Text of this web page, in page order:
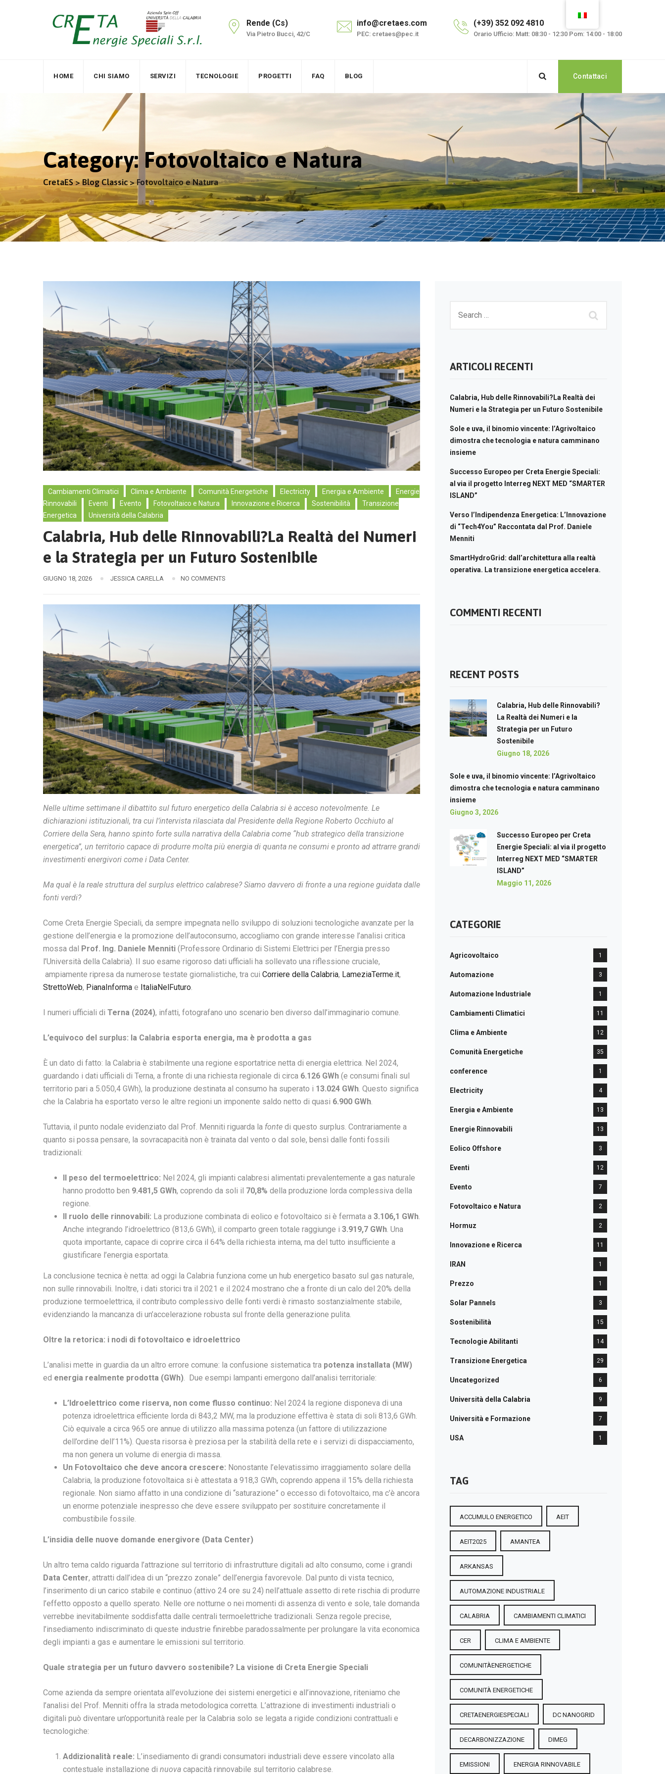
Rende (Cs)
Via Pietro Bucci, 42/C
info@cretaes.com
PEC: cretaes@pec.it
(+39) 352 092 4810
Orario Ufficio: Matt: 08:30 - 12:30 Pom: 14:00 - 18:00
HOME CHI SIAMO SERVIZI TECNOLOGIE PROGETTI FAQ BLOG Contattaci
Category: Fotovoltaico e Natura
CretaES>Blog Classic>Fotovoltaico e Natura
Cambiamenti Climatici Clima e Ambiente Comunità Energetiche Electricity Energia e Ambiente
Energie
Rinnovabili
Eventi Evento Fotovoltaico e Natura Innovazione e Ricerca Sostenibilità
Transizione
Energetica
Università della Calabria
Calabria, Hub delle Rinnovabili?La Realtà dei Numeri
e la Strategia per un Futuro Sostenibile
GIUGNO 18, 2026 JESSICA CARELLA NO COMMENTS
Nelle ultime settimane il dibattito sul futuro energetico della Calabria si è acceso notevolmente. Le
dichiarazioni istituzionali, tra cui l’intervista rilasciata dal Presidente della Regione Roberto Occhiuto al
Corriere della Sera, hanno spinto forte sulla narrativa della Calabria come “hub strategico della transizione
energetica”, un territorio capace di produrre molta più energia di quanta ne consumi e pronto ad attrarre grandi
investimenti energivori come i Data Center.
Ma qual è la reale struttura del surplus elettrico calabrese? Siamo davvero di fronte a una regione guidata dalle
fonti verdi?
Come Creta Energie Speciali, da sempre impegnata nello sviluppo di soluzioni tecnologiche avanzate per la
gestione dell’energia e la promozione dell’autoconsumo, accogliamo con grande interesse l’analisi critica
mossa dal Prof. Ing. Daniele Menniti (Professore Ordinario di Sistemi Elettrici per l’Energia presso
l’Università della Calabria). Il suo esame rigoroso dati ufficiali ha sollevato una riflessione cruciale,
ampiamente ripresa da numerose testate giornalistiche, tra cui Corriere della Calabria, LameziaTerme.it,
StrettoWeb, PianaInforma e ItaliaNelFuturo.
I numeri ufficiali di Terna (2024), infatti, fotografano uno scenario ben diverso dall’immaginario comune.
L’equivoco del surplus: la Calabria esporta energia, ma è prodotta a gas
È un dato di fatto: la Calabria è stabilmente una regione esportatrice netta di energia elettrica. Nel 2024,
guardando i dati ufficiali di Terna, a fronte di una richiesta regionale di circa 6.126 GWh (e consumi finali sul
territorio pari a 5.050,4 GWh), la produzione destinata al consumo ha superato i 13.024 GWh. Questo significa
che la Calabria ha esportato verso le altre regioni un imponente saldo netto di quasi 6.900 GWh.
Tuttavia, il punto nodale evidenziato dal Prof. Menniti riguarda la fonte di questo surplus. Contrariamente a
quanto si possa pensare, la sovracapacità non è trainata dal vento o dal sole, bensì dalle fonti fossili
tradizionali:
Il peso del termoelettrico: Nel 2024, gli impianti calabresi alimentati prevalentemente a gas naturale
hanno prodotto ben 9.481,5 GWh, coprendo da soli il 70,8% della produzione lorda complessiva della
regione.
Il ruolo delle rinnovabili: La produzione combinata di eolico e fotovoltaico si è fermata a 3.106,1 GWh.
Anche integrando l’idroelettrico (813,6 GWh), il comparto green totale raggiunge i 3.919,7 GWh. Una
quota importante, capace di coprire circa il 64% della richiesta interna, ma del tutto insufficiente a
giustificare l’energia esportata.
La conclusione tecnica è netta: ad oggi la Calabria funziona come un hub energetico basato sul gas naturale,
non sulle rinnovabili. Inoltre, i dati storici tra il 2021 e il 2024 mostrano che a fronte di un calo del 20% della
produzione termoelettrica, il contributo complessivo delle fonti verdi è rimasto sostanzialmente stabile,
evidenziando la mancanza di un’accelerazione robusta sul fronte della generazione pulita.
Oltre la retorica: i nodi di fotovoltaico e idroelettrico
L’analisi mette in guardia da un altro errore comune: la confusione sistematica tra potenza installata (MW)
ed energia realmente prodotta (GWh). Due esempi lampanti emergono dall’analisi territoriale:
L’Idroelettrico come riserva, non come flusso continuo: Nel 2024 la regione disponeva di una
potenza idroelettrica efficiente lorda di 843,2 MW, ma la produzione effettiva è stata di soli 813,6 GWh.
Ciò equivale a circa 965 ore annue di utilizzo alla massima potenza (un fattore di utilizzazione
dell’ordine dell’11%). Questa risorsa è preziosa per la stabilità della rete e i servizi di dispacciamento,
ma non genera un volume di energia di massa.
Un Fotovoltaico che deve ancora crescere: Nonostante l’elevatissimo irraggiamento solare della
Calabria, la produzione fotovoltaica si è attestata a 918,3 GWh, coprendo appena il 15% della richiesta
regionale. Non siamo affatto in una condizione di “saturazione” o eccesso di fotovoltaico, ma c’è ancora
un enorme potenziale inespresso che deve essere sviluppato per sostituire concretamente il
combustibile fossile.
L’insidia delle nuove domande energivore (Data Center)
Un altro tema caldo riguarda l’attrazione sul territorio di infrastrutture digitali ad alto consumo, come i grandi
Data Center, attratti dall’idea di un “prezzo zonale” dell’energia favorevole. Dal punto di vista tecnico,
l’inserimento di un carico stabile e continuo (attivo 24 ore su 24) nell’attuale assetto di rete rischia di produrre
l’effetto opposto a quello sperato. Nelle ore notturne o nei momenti di assenza di vento e sole, tale domanda
verrebbe inevitabilmente soddisfatta dalle centrali termoelettriche tradizionali. Senza regole precise,
l’insediamento indiscriminato di queste industrie finirebbe paradossalmente per prolungare la vita economica
degli impianti a gas e aumentare le emissioni sul territorio.
Quale strategia per un futuro davvero sostenibile? La visione di Creta Energie Speciali
Come azienda da sempre orientata all’evoluzione dei sistemi energetici e all’innovazione, riteniamo che
l’analisi del Prof. Menniti offra la strada metodologica corretta. L’attrazione di investimenti industriali o
digitali può diventare un’opportunità reale per la Calabria solo se legata a rigide condizioni contrattuali e
tecnologiche:
Addizionalità reale: L’insediamento di grandi consumatori industriali deve essere vincolato alla
contestuale installazione di nuova capacità rinnovabile sul territorio calabrese.
ARTICOLI RECENTI
Calabria, Hub delle Rinnovabili?La Realtà dei
Numeri e la Strategia per un Futuro Sostenibile
Sole e uva, il binomio vincente: l’Agrivoltaico
dimostra che tecnologia e natura camminano
insieme
Successo Europeo per Creta Energie Speciali:
al via il progetto Interreg NEXT MED “SMARTER
ISLAND”
Verso l’Indipendenza Energetica: L’Innovazione
di “Tech4You” Raccontata dal Prof. Daniele
Menniti
SmartHydroGrid: dall’architettura alla realtà
operativa. La transizione energetica accelera.
COMMENTI RECENTI
RECENT POSTS
Calabria, Hub delle Rinnovabili?
La Realtà dei Numeri e la
Strategia per un Futuro
Sostenibile
Giugno 18, 2026
Sole e uva, il binomio vincente: l’Agrivoltaico
dimostra che tecnologia e natura camminano
insieme
Giugno 3, 2026
Successo Europeo per Creta
Energie Speciali: al via il progetto
Interreg NEXT MED “SMARTER
ISLAND”
Maggio 11, 2026
CATEGORIE
Agricovoltaico 1
Automazione 3
Automazione Industriale 1
Cambiamenti Climatici 11
Clima e Ambiente 12
Comunità Energetiche 35
conference 1
Electricity 4
Energia e Ambiente 13
Energie Rinnovabili 13
Eolico Offshore 3
Eventi 12
Evento 7
Fotovoltaico e Natura 2
Hormuz 2
Innovazione e Ricerca 11
IRAN 1
Prezzo 1
Solar Pannels 3
Sostenibilità 15
Tecnologie Abilitanti 14
Transizione Energetica 29
Uncategorized 6
Università della Calabria 9
Università e Formazione 7
USA 1
TAG
ACCUMULO ENERGETICO AEIT
AEIT2025 AMANTEA
ARKANSAS
AUTOMAZIONE INDUSTRIALE
CALABRIA CAMBIAMENTI CLIMATICI
CER CLIMA E AMBIENTE
COMUNITÀENERGETICHE
COMUNITÀ ENERGETICHE
CRETAENERGIESPECIALI DC NANOGRID
DECARBONIZZAZIONE DIMEG
EMISSIONI ENERGIA RINNOVABILE